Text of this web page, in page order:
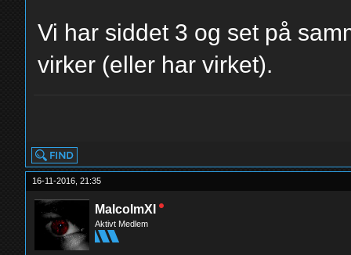
Vi har siddet 3 og set på
virker (eller har virket).
16-11-2016, 21:35
MalcolmXI
Aktivt Medlem